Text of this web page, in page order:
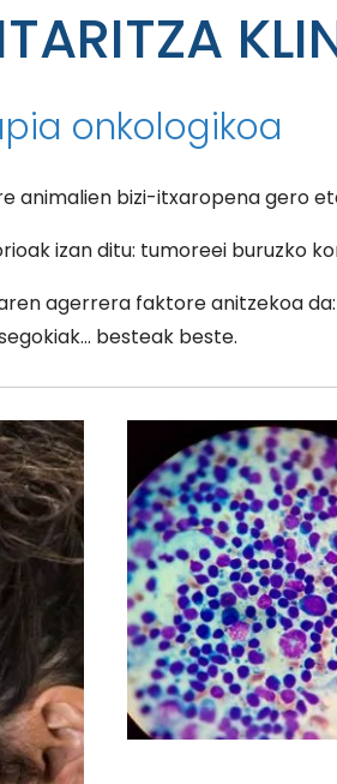
onkologikoa
animalien bizi-itxaropena gero
izan ditu: tumoreei buruzko
agerrera faktore anitzekoa
besteak beste.